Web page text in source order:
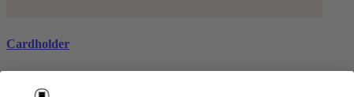
Cardholder
black
€ 26,99